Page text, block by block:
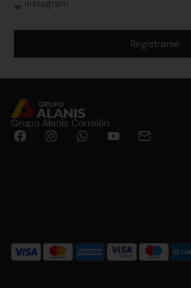
Registrarse
Grupo Alanis Corralón